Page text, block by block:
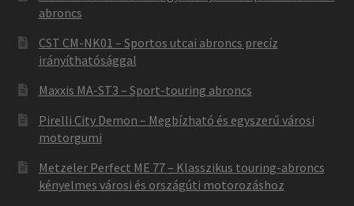
abroncs
CST CM-NK01 – Sportos utcai abroncs precíz
irányíthatósággal
Maxxis MA-ST3 – Sport-touring abroncs
Pirelli City Demon – Megbízható és egyszerű városi
motorgumi
Metzeler Perfect ME 77 – Klasszikus touring-abroncs
kényelmes városi és országúti motorozáshoz